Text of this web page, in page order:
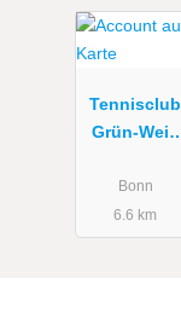
Tennisclub
Grün-Weiß
Bonn
6.6 km